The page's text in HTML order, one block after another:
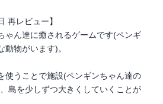
再レビュー】
ゃん達に癒されるゲームです(ペンギ
動物がいます)。
使うことで施設(ペンギンちゃん達の
島を少しずつ大きくしていくことが